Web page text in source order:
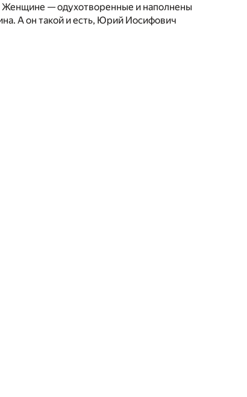
Женщине — одухотворенные и наполнены
А он такой и есть, Юрий Иосифович